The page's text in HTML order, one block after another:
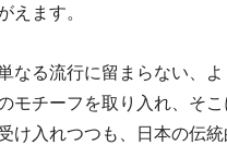
えます。
なる流行に留まらない、
モチーフを取り入れ、そ
け入れつつも、日本の伝